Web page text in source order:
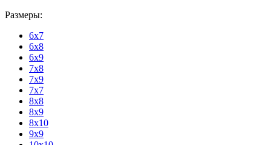
Размеры:
6x7
6x8
6x9
7x8
7x9
7x7
8x8
8x9
8x10
9x9